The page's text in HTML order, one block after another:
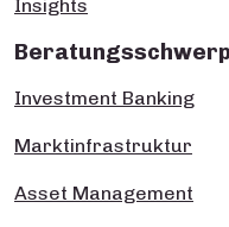
Insights
Investment Banking
Marktinfrastruktur
Asset Management